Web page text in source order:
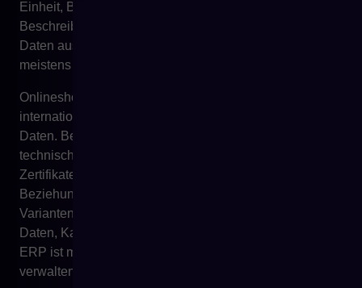
Einheit, Bestand, manchmal Kategorie oder kurze
Beschreibung. Für interne Operationen können solche
Daten ausreichen. Für E-Commerce reichen sie
meistens nicht aus.
Onlineshop, B2B-Plattform, Marketplace oder
internationaler Vertrieb erfordern deutlich reichere
Daten. Benötigt werden Marketingbeschreibungen,
technische Parameter, Bilder, Download-Dateien,
Zertifikate, Anleitungen, Filterattribute, Übersetzungen,
Beziehungen zwischen Produkten, Ersatzprodukte,
Varianten, Sets, Informationen zur Anwendung, SEO-
Daten, Kategorieinhalte und lokale Content-Versionen.
ERP ist meistens nicht der beste Ort, um all dies zu
verwalten.